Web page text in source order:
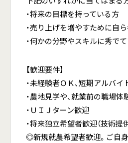
・将来の目標を持っている方
・売り上げを増やすために自
・何かの分野やスキルに秀で
【歓迎要件】
・未経験者ＯＫ、短期アルバイ
・農地見学や、就業前の職場体
・ＵＩＪターン歓迎
・将来独立希望者歓迎（技術提
◎新規就農希望者歓迎。ご自